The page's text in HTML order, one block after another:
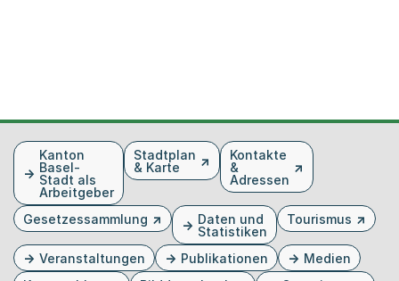
FusszeileKanton
Basel-
Stadt als
Arbeitgeber
Stadtplan
& Karte
Kontakte
&
Adressen
Gesetzessammlung
Daten und
Statistiken
Tourismus
Veranstaltungen Publikationen
Medien